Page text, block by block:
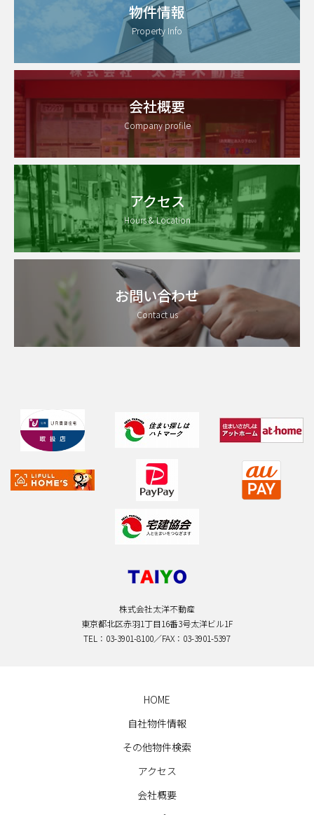
物件情報
Property Info
会社概要
Company profile
アクセス
Hours & Location
お問い合わせ
Contact us
株式会社太洋不動産
東京都北区赤羽1丁目16番3号太洋ビル1F
TEL：03-3901-8100／FAX：03-3901-5397
HOME
自社物件情報
その他物件検索
アクセス
会社概要